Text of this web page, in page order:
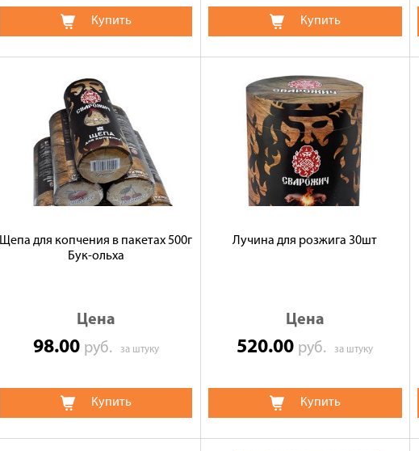
Купить Купить
Щепа для копчения в пакетах 500г
Бук-ольха
Цена
98.00 руб. за штуку
Купить
Лучина для розжига 30шт
Цена
520.00 руб.за штуку
Купить